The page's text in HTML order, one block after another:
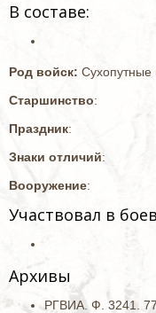
В составе:
Род войск: Сухопутные
Старшинство:
Праздник:
Знаки отличий:
Вооружение:
Участвовал в
Архивы
РГВИА. Ф. 3241.